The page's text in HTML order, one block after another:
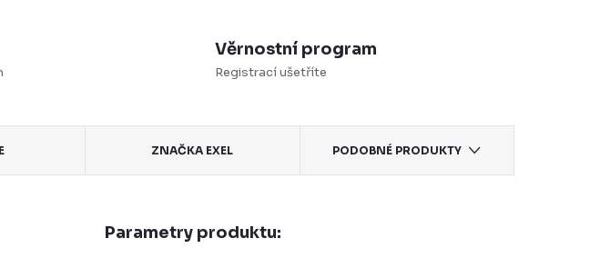
Věrnostní program
Registrací ušetříte
ZNAČKA EXEL PODOBNÉ PRODUKTY
Parametry produktu: